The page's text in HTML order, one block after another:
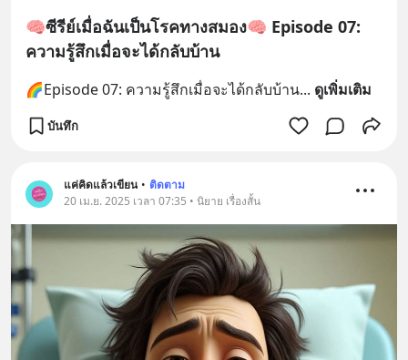
เพจแค่คิดแล้วเขียน
⏩https://www.facebook.com/profi
le.php?id=100089448626259
✨Bloggang Pantip
nblog.php?id=heavydookdik 📝
/62e509b0a5187bfda8c33b8b 🌀
⏩https://www.tiktok.com/@justthi
nkandwrite?_t=ZS-
8swTkH6aCFV&_r=1 #stroke
#เส้นเลือดสมองแตก #บทความ #นิยาย
#แค่คิดแล้วเขียน #heavystrokeman
#หนังสือ
🧠ซีรีย์เมื่อฉันเป็นโรคทางสมอง🧠 Episode 07:
ความรู้สึกเมื่อจะได้กลับบ้าน
🌈Episode 07: ความรู้สึกเมื่อจะได้กลับบ้าน... ดูเพิ่มเติม
บันทึก
แค่คิดแล้วเขียน • ติดตาม
20 เม.ย. 2025 เวลา 07:35 • นิยาย เรื่องสั้น